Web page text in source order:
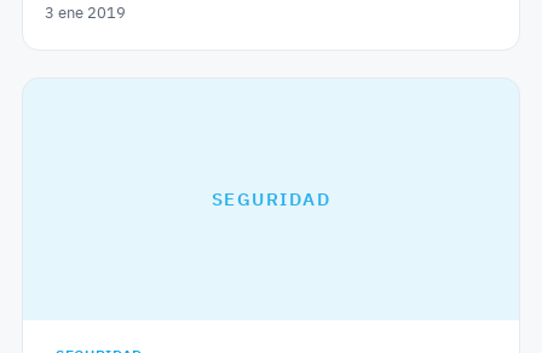
3 ene 2019
SEGURIDAD